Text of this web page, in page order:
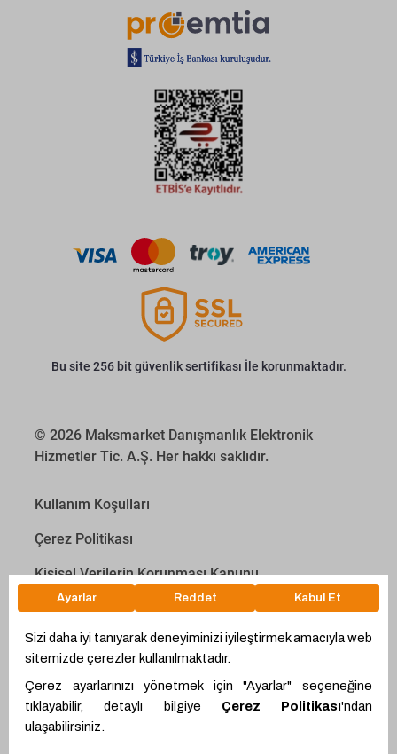
WhatsApp
Teklif Hattı
Bu site 256 bit güvenlik sertifikası İle korunmaktadır.
© 2026 Maksmarket Danışmanlık Elektronik
Hizmetler Tic. A.Ş. Her hakkı saklıdır.
Kullanım Koşulları
Çerez Politikası
Kişisel Verilerin Korunması Kanunu
İletişim Aydınlatma Metni
Proyakıt
Ödeme Hesaplama Aracı